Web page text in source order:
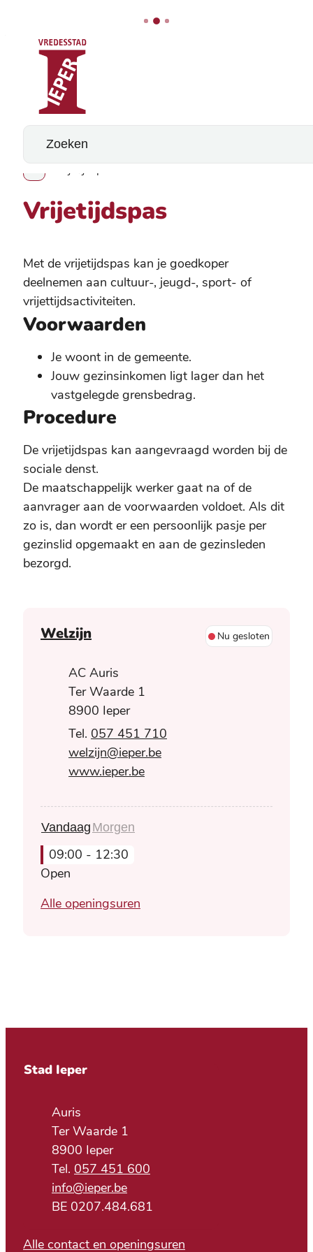
Naar inhoud
Stad Ieper
Wat zoek je?
Toon alle broodkruimel items
Vrijetijdspas
Vrijetijdspas
Met de vrijetijdspas kan je goedkoper
deelnemen aan cultuur-, jeugd-, sport- of
vrijettijdsactiviteiten.
Voorwaarden
Je woont in de gemeente.
Jouw gezinsinkomen ligt lager dan het
vastgelegde grensbedrag.
Procedure
De vrijetijdspas kan aangevraagd worden bij de
sociale denst.
De maatschappelijk werker gaat na of de
aanvrager aan de voorwaarden voldoet. Als dit
zo is, dan wordt er een persoonlijk pasje per
gezinslid opgemaakt en aan de gezinsleden
bezorgd.
Welzijn Nu gesloten
AdresAC Auris
Ter Waarde 1
,8900 Ieper
057 451 710
E-mailwelzijn@ieper.be
Websitewww.ieper.be
Vandaag Morgen
09:00 - 12:30
Open
Alle openingsuren
Contact & openingsuren
Stad Ieper
AdresAuris
Ter Waarde 1
,8900 Ieper
057 451 600
E-mailinfo@ieper.be
BTW nr.BE 0207.484.681
Alle contact en openingsuren